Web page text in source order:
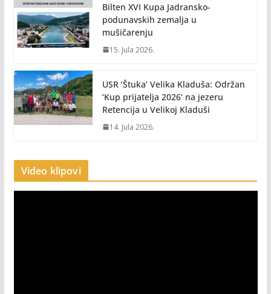
Bilten XVI Kupa Jadransko-
podunavskih zemalja u
mušičarenju
15. Jula 2026.
USR ‘Štuka’ Velika Kladuša: Održan
‘Kup prijatelja 2026’ na jezeru
Retencija u Velikoj Kladuši
14. Jula 2026.
Video klipovi